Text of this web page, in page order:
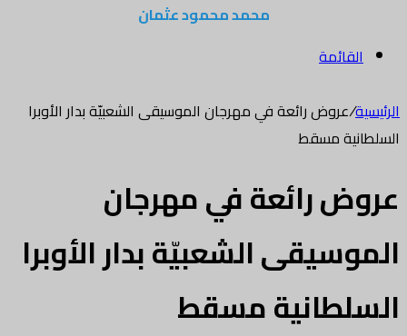
محمد محمود عثمان
القائمة
الرئيسية/عروض رائعة في مهرجان الموسيقى الشعبيّة بدار الأوبرا
السلطانية مسقط
عروض رائعة في مهرجان
الموسيقى الشعبيّة بدار الأوبرا
السلطانية مسقط